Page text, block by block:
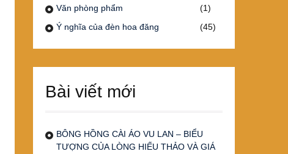
Văn phòng phẩm
(1)
Ý nghĩa của đèn hoa đăng
(45)
Bài viết mới
BÔNG HỒNG CÀI ÁO VU LAN – BIỂU
TƯỢNG CỦA LÒNG HIẾU THẢO VÀ GIÁ